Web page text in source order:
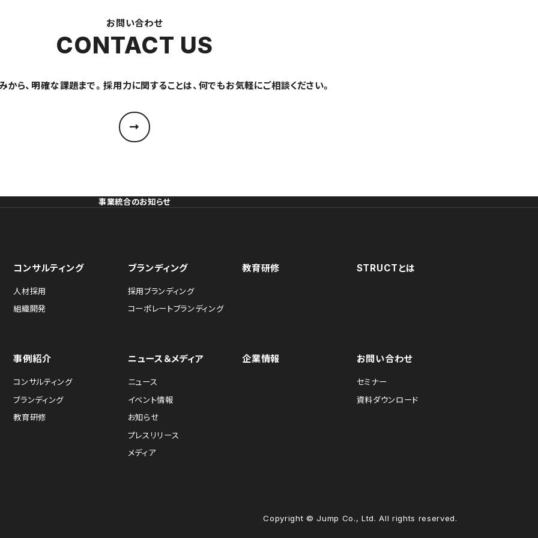
お問い合わせ
CONTACT US
から、明確な課題まで。採用力に関することは、何でもお気軽にご相談ください。
事業統合のお知らせ
コンサルティング
人材採用
組織開発
ブランディング
採用ブランディング
コーポレートブランディング
教育研修 STRUCTとは
事例紹介
コンサルティング
ブランディング
教育研修
ニュース＆メディア
ニュース
イベント情報
お知らせ
プレスリリース
メディア
企業情報 お問い合わせ
セミナー
資料ダウンロード
Copyright © Jump Co., Ltd. All rights reserved.